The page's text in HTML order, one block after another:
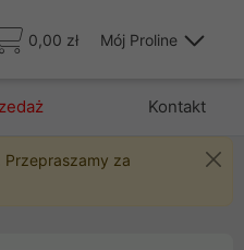
0,00 zł Mój Proline
Kontakt
Przepraszamy za